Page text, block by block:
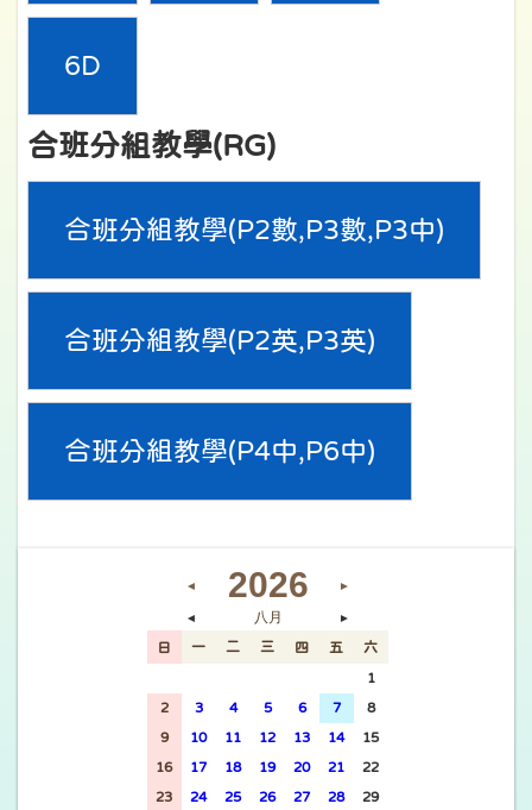
6D
合班分組教學(RG)
合班分組教學(P2數,P3數,P3中)
合班分組教學(P2英,P3英)
合班分組教學(P4中,P6中)
◄ 2026 ►
◄ 八月 ►
日 一 二 三 四 五 六
1
2 3 4 5 6 7 8
9 10 11 12 13 14 15
16 17 18 19 20 21 22
23 24 25 26 27 28 29